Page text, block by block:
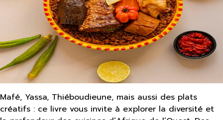
Mafé, Yassa, Thiéboudieune, mais aussi des plats
créatifs : ce livre vous invite à explorer la diversité et